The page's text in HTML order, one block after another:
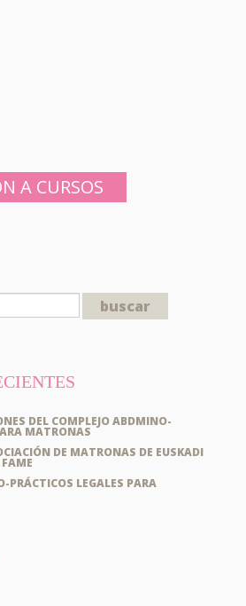
A CURSOS
DEL COMPLEJO ABDMINO-
MATRONAS
DE MATRONAS DE EUSKADI
PRÁCTICOS LEGALES PARA